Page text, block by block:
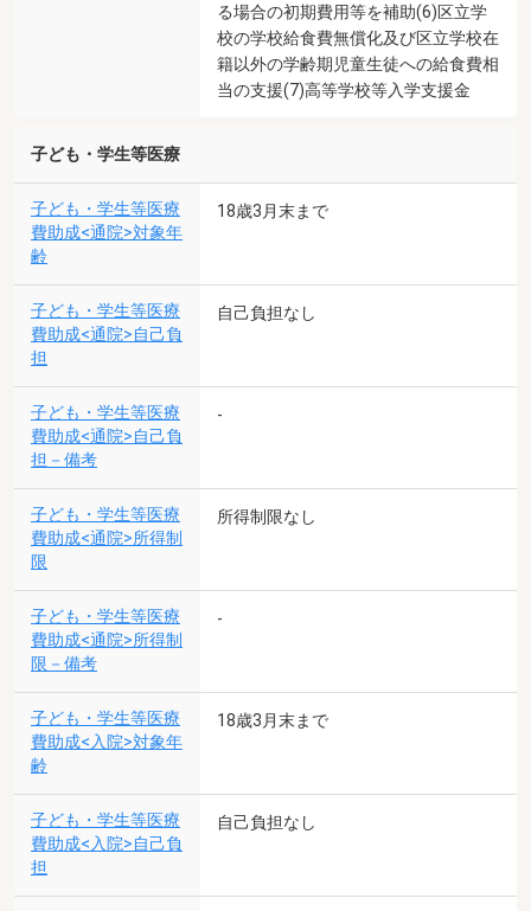
る場合の初期費用等を補助(6)区立学
校の学校給食費無償化及び区立学校在
籍以外の学齢期児童生徒への給食費相
当の支援(7)高等学校等入学支援金
子ども・学生等医療
子ども・学生等医療
費助成<通院>対象年
齢
18歳3月末まで
子ども・学生等医療
費助成<通院>自己負
担
自己負担なし
子ども・学生等医療
費助成<通院>自己負
担－備考
-
子ども・学生等医療
費助成<通院>所得制
限
所得制限なし
子ども・学生等医療
費助成<通院>所得制
限－備考
-
子ども・学生等医療
費助成<入院>対象年
齢
18歳3月末まで
子ども・学生等医療
費助成<入院>自己負
担
自己負担なし